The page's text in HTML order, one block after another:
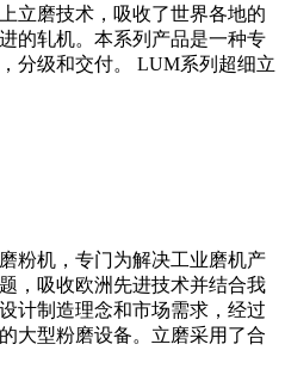
立磨技术，吸收了世界各地的
的轧机。本系列产品是一种专
分级和交付。 LUM系列超细立
粉机，专门为解决工业磨机产
，吸收欧洲先进技术并结合我
计制造理念和市场需求，经过
大型粉磨设备。立磨采用了合